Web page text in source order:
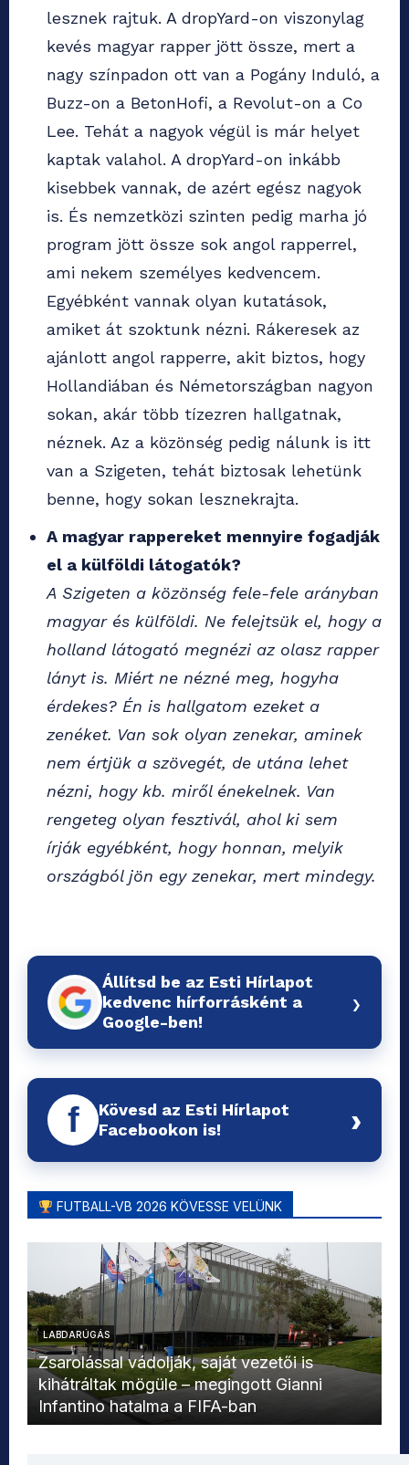
lesznek rajtuk. A dropYard-on viszonylag
kevés magyar rapper jött össze, mert a
nagy színpadon ott van a Pogány Induló, a
Buzz-on a BetonHofi, a Revolut-on a Co
Lee. Tehát a nagyok végül is már helyet
kaptak valahol. A dropYard-on inkább
kisebbek vannak, de azért egész nagyok
is. És nemzetközi szinten pedig marha jó
program jött össze sok angol rapperrel,
ami nekem személyes kedvencem.
Egyébként vannak olyan kutatások,
amiket át szoktunk nézni. Rákeresek az
ajánlott angol rapperre, akit biztos, hogy
Hollandiában és Németországban nagyon
sokan, akár több tízezren hallgatnak,
néznek. Az a közönség pedig nálunk is itt
van a Szigeten, tehát biztosak lehetünk
benne, hogy sokan lesznekrajta.
A magyar rappereket mennyire fogadják
el a külföldi látogatók?
A Szigeten a közönség fele-fele arányban
magyar és külföldi. Ne felejtsük el, hogy a
holland látogató megnézi az olasz rapper
lányt is. Miért ne nézné meg, hogyha
érdekes? Én is hallgatom ezeket a
zenéket. Van sok olyan zenekar, aminek
nem értjük a szövegét, de utána lehet
nézni, hogy kb. miről énekelnek. Van
rengeteg olyan fesztivál, ahol ki sem
írják egyébként, hogy honnan, melyik
országból jön egy zenekar, mert mindegy.
Állítsd be az Esti Hírlapot
kedvenc hírforrásként a
Google-ben!
›
f
Kövesd az Esti Hírlapot
Facebookon is!
›
FUTBALL-VB 2026 KÖVESSE VELÜNK
LABDARÚGÁS
Zsarolással vádolják, saját vezetői is
kihátráltak mögüle – megingott Gianni
Infantino hatalma a FIFA-ban